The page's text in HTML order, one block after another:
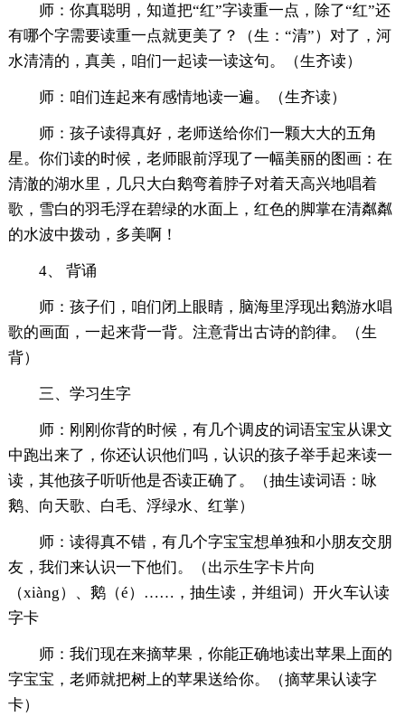
师：你真聪明，知道把“红”字读重一点，除了“红”还
有哪个字需要读重一点就更美了？（生：“清”）对了，河
水清清的，真美，咱们一起读一读这句。（生齐读）
师：咱们连起来有感情地读一遍。（生齐读）
师：孩子读得真好，老师送给你们一颗大大的五角
星。你们读的时候，老师眼前浮现了一幅美丽的图画：在
清澈的湖水里，几只大白鹅弯着脖子对着天高兴地唱着
歌，雪白的羽毛浮在碧绿的水面上，红色的脚掌在清粼粼
的水波中拨动，多美啊！
4、 背诵
师：孩子们，咱们闭上眼睛，脑海里浮现出鹅游水唱
歌的画面，一起来背一背。注意背出古诗的韵律。（生
背）
三、学习生字
师：刚刚你背的时候，有几个调皮的词语宝宝从课文
中跑出来了，你还认识他们吗，认识的孩子举手起来读一
读，其他孩子听听他是否读正确了。（抽生读词语：咏
鹅、向天歌、白毛、浮绿水、红掌）
师：读得真不错，有几个字宝宝想单独和小朋友交朋
友，我们来认识一下他们。（出示生字卡片向
（xiàng）、鹅（é）……，抽生读，并组词）开火车认读
字卡
师：我们现在来摘苹果，你能正确地读出苹果上面的
字宝宝，老师就把树上的苹果送给你。（摘苹果认读字
卡）